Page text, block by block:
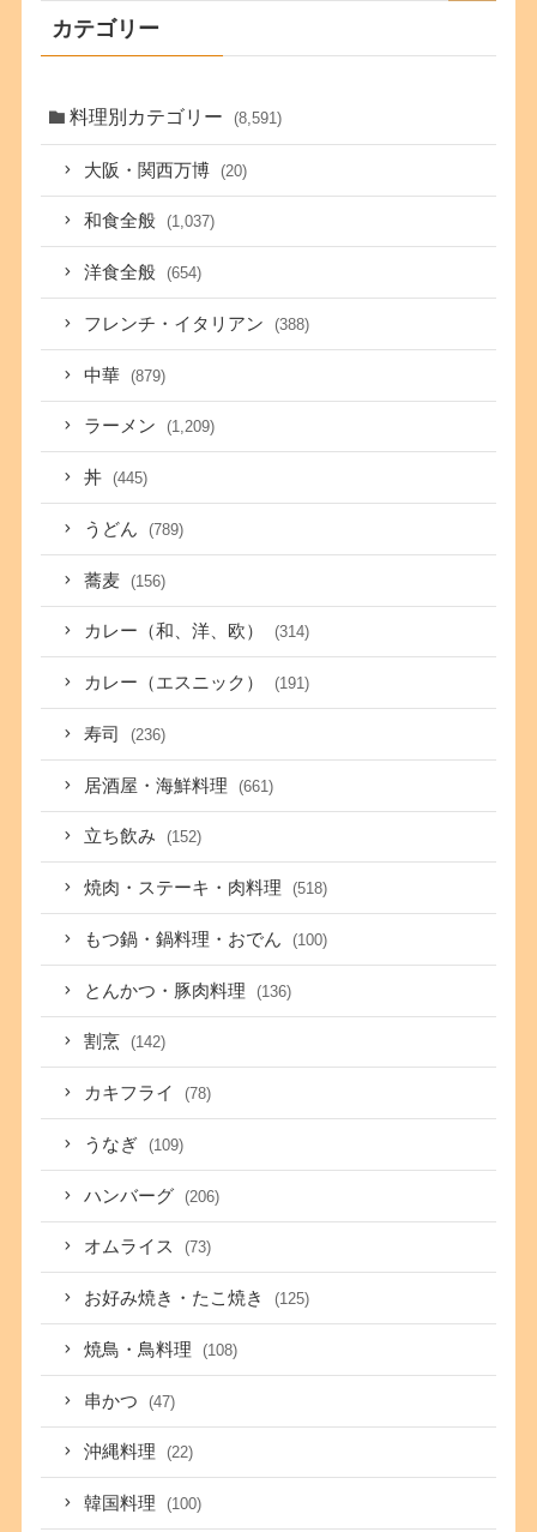
カテゴリー
料理別カテゴリー (8,591)
大阪・関西万博 (20)
和食全般 (1,037)
洋食全般 (654)
フレンチ・イタリアン (388)
中華 (879)
ラーメン (1,209)
丼 (445)
うどん (789)
蕎麦 (156)
カレー（和、洋、欧） (314)
カレー（エスニック） (191)
寿司 (236)
居酒屋・海鮮料理 (661)
立ち飲み (152)
焼肉・ステーキ・肉料理 (518)
もつ鍋・鍋料理・おでん (100)
とんかつ・豚肉料理 (136)
割烹 (142)
カキフライ (78)
うなぎ (109)
ハンバーグ (206)
オムライス (73)
お好み焼き・たこ焼き (125)
焼鳥・鳥料理 (108)
串かつ (47)
沖縄料理 (22)
韓国料理 (100)